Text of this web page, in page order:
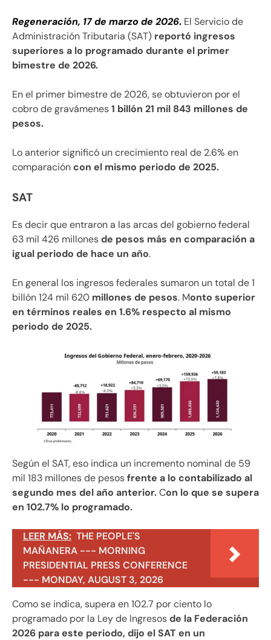
Regeneración, 17 de marzo de 2026. El Servicio de
Administración Tributaria (SAT) reportó ingresos
superiores a lo programado durante el primer
bimestre de 2026.
En el primer bimestre de 2026, se obtuvieron por el
cobro de gravámenes1 billón 21 mil 843 millones de
pesos.
Lo anterior significó un crecimiento real de 2.6% en
comparacióncon el mismo periodo de 2025.
SAT
Es decir que entraron a las arcas del gobierno federal
63 mil 426 millonesde pesos más en comparación a
igual periodo de hace un año.
En general los ingresos federales sumaron un total de 1
billón 124 mil 620 millones de pesos. Monto superior
en términos reales en 1.6% respecto al mismo
periodo de 2025.
Según el SAT, eso indica un incremento nominal de 59
mil 183 millones de pesosfrente a lo contabilizado al
segundo mes del año anterior.Con lo que se supera
en 102.7% lo programado.
LEER MÁS: THE PEOPLE'S
MAÑANERA --- MORNING
PRESIDENTIAL PRESS CONFERENCE
--- MONDAY, AUGUST 3, 2026
Como se indica, supera en 102.7 por ciento lo
programado por la Ley de Ingresosde la Federación
2026 para este periodo, dijo el SAT en un